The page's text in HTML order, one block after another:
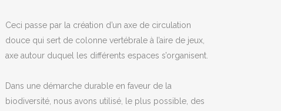
Ceci passe par la création d’un axe de circulation
douce qui sert de colonne vertébrale à l’aire de jeux,
axe autour duquel les différents espaces s’organisent.
Dans une démarche durable en faveur de la
biodiversité, nous avons utilisé, le plus possible, des